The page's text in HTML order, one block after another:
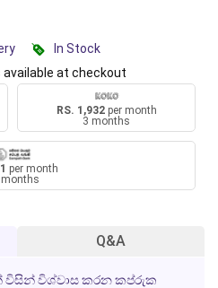
In Stock
at checkout
RS. 1,932per month
3 months
per month
months
Q&A
විසින් විශ්වාස කරන කප්රුක